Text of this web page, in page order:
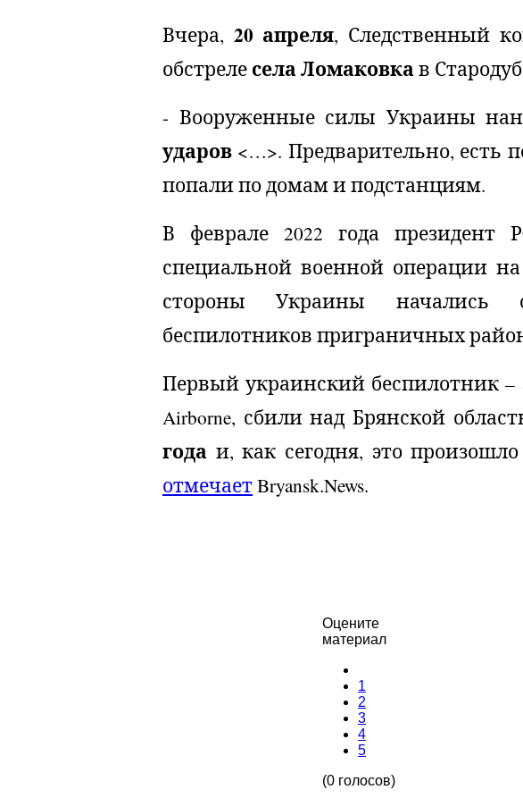
Вчера, 20 апреля, Следственный
обстреле села Ломаковкав
- Вооруженные силы Украины
ударов <…>. Предварительно, есть
попали по домам и подстанциям.
В феврале 2022 года президент
специальной военной операции
стороны Украины начались
беспилотников приграничных
Первый украинский беспилотник –
Airborne, сбили над Брянской
года и, как сегодня, это
отмечаетBryansk.News.
Оцените
материал
1
2
3
4
5
(0 голосов)